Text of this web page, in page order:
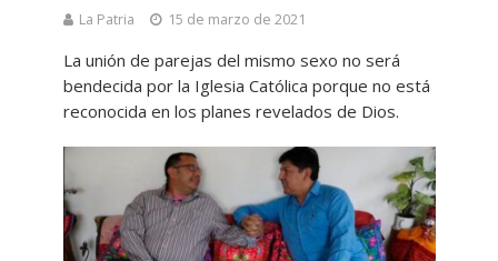
La Patria 15 de marzo de 2021
La unión de parejas del mismo sexo no será
bendecida por la Iglesia Católica porque no está
reconocida en los planes revelados de Dios.